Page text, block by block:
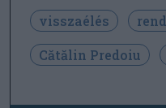
visszaélés
Cătălin Predoiu